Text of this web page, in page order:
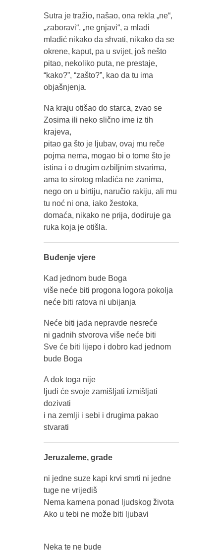
Sutra je tražio, našao, ona rekla „ne“,
„zaboravi“, „ne gnjavi“, a mladi
mladić nikako da shvati, nikako da se
okrene, kaput, pa u svijet, još nešto
pitao, nekoliko puta, ne prestaje,
“kako?”, “zašto?”, kao da tu ima
objašnjenja.
Na kraju otišao do starca, zvao se
Zosima ili neko slično ime iz tih
krajeva,
pitao ga što je ljubav, ovaj mu reče
pojma nema, mogao bi o tome što je
istina i o drugim ozbiljnim stvarima,
ama to sirotog mladića ne zanima,
nego on u birtiju, naručio rakiju, ali mu
tu noć ni ona, iako žestoka,
domaća, nikako ne prija, dodiruje ga
ruka koja je otišla.
Buđenje vjere
Kad jednom bude Boga
više neće biti progona logora pokolja
neće biti ratova ni ubijanja
Neće biti jada nepravde nesreće
ni gadnih stvorova više neće biti
Sve će biti lijepo i dobro kad jednom
bude Boga
A dok toga nije
ljudi će svoje zamišljati izmišljati
dozivati
i na zemlji i sebi i drugima pakao
stvarati
Jeruzaleme, grade
ni jedne suze kapi krvi smrti ni jedne
tuge ne vrijediš
Nema kamena ponad ljudskog života
Ako u tebi ne može biti ljubavi
Neka te ne bude